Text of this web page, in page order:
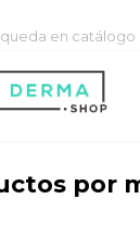
por